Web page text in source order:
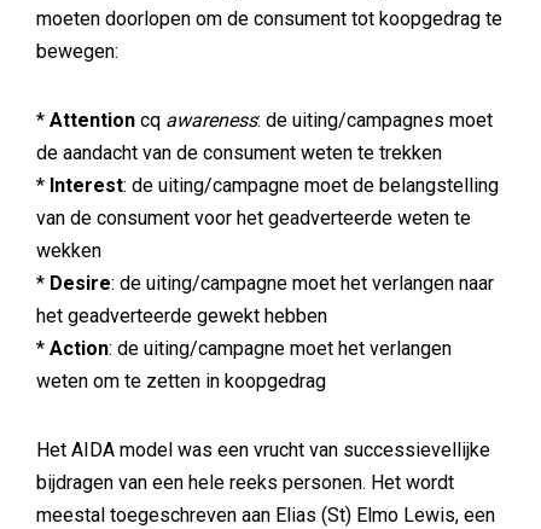
moeten doorlopen om de consument tot koopgedrag te
bewegen:
* Attention cq awareness: de uiting/campagnes moet
de aandacht van de consument weten te trekken
* Interest: de uiting/campagne moet de belangstelling
van de consument voor het geadverteerde weten te
wekken
* Desire: de uiting/campagne moet het verlangen naar
het geadverteerde gewekt hebben
* Action: de uiting/campagne moet het verlangen
weten om te zetten in koopgedrag
Het AIDA model was een vrucht van successievellijke
bijdragen van een hele reeks personen. Het wordt
meestal toegeschreven aan Elias (St) Elmo Lewis, een